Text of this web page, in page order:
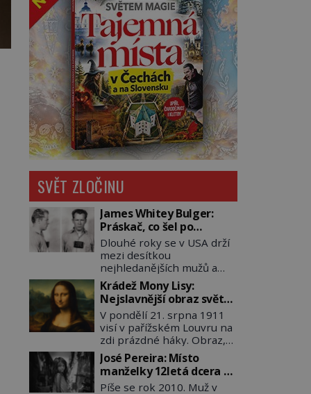
SVĚT ZLOČINU
James Whitey Bulger:
Práskač, co šel po
práskačích
Dlouhé roky se v USA drží
mezi desítkou
nejhledanějších mužů a
dopracuje to až na číslo
dvě – hned po Usámovi bin
Ládinovi (1957–2011). To je
James „Whitey“ Bulger
(1929–2018) viněný ze
spoluúčasti na 19
vraždách, vydírání a lichvy.
A samozřejmě, krom toho
je ještě drogový dealer,
Krádež Mony Lisy:
Nejslavnější obraz světa
zůstane dva roky
nezvěstný
V pondělí 21. srpna 1911
visí v pařížském Louvru na
zdi prázdné háky. Obraz,
který dnes zná celý svět, je
pryč. Zpočátku si nikdo
nemyslí, že jde o krádež.
Zaměstnanci jsou
José Pereira: Místo
manželky 12letá dcera –
a sousedi o všem vědí!
Píše se rok 2010. Muž v